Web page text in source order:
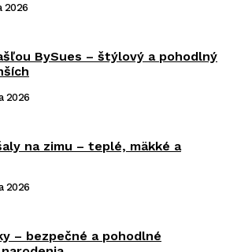
2026
BySues – štýlový a pohodlný
2026
na zimu – teplé, mäkké a
2026
– bezpečné a pohodlné